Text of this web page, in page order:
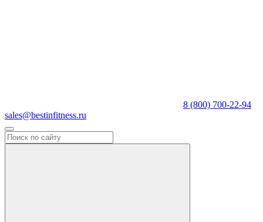
8 (800) 700-22-94
sales@bestinfitness.ru